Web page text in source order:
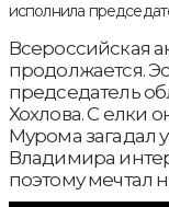
Всероссийская
продолжается.
председатель
Хохлова. С елки
Мурома загадал
Владимира
поэтому мечтал